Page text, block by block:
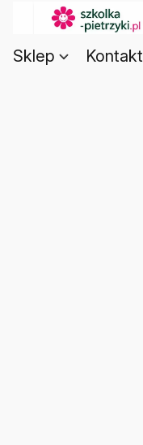
Sklep Kontakt